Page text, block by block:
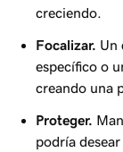
creciendo.
Focalizar. Un
específico o
creando una
Proteger.
podría